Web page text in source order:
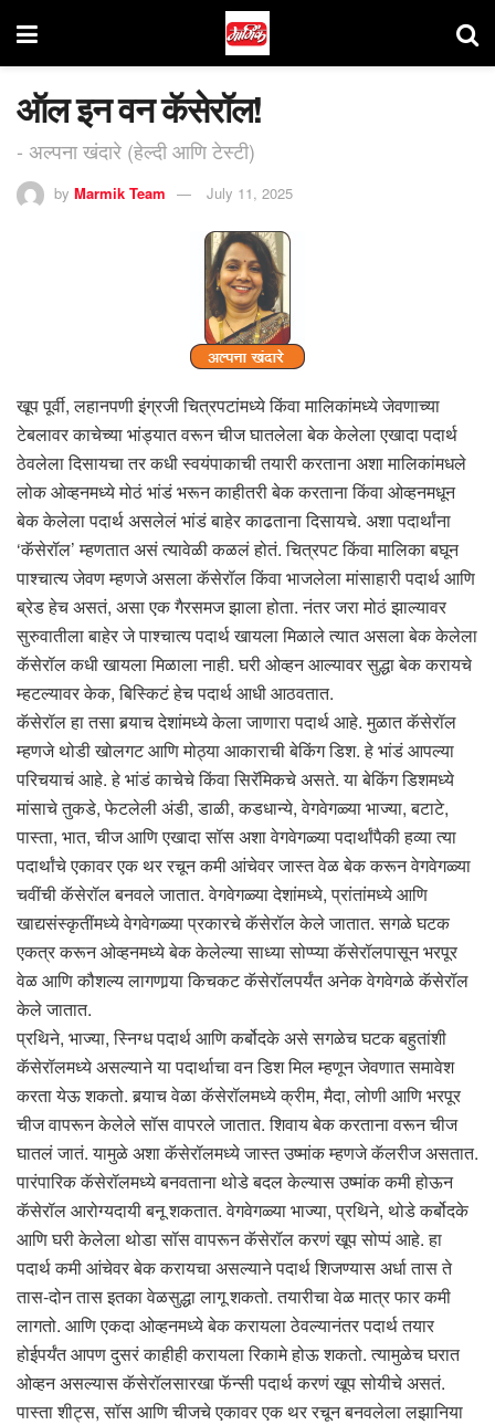
ऑल इन वन कॅसेरॉल!
- अल्पना खंदारे (हेल्दी आणि टेस्टी)
by Marmik Team July 11, 2025
खूप पूर्वी, लहानपणी इंग्रजी चित्रपटांमध्ये किंवा मालिकांमध्ये जेवणाच्या
टेबलावर काचेच्या भांड्यात वरून चीज घातलेला बेक केलेला एखादा पदार्थ
ठेवलेला दिसायचा तर कधी स्वयंपाकाची तयारी करताना अशा मालिकांमधले
लोक ओव्हनमध्ये मोठं भांडं भरून काहीतरी बेक करताना किंवा ओव्हनमधून
बेक केलेला पदार्थ असलेलं भांडं बाहेर काढताना दिसायचे. अशा पदार्थांना
‘कॅसेरॉल’ म्हणतात असं त्यावेळी कळलं होतं. चित्रपट किंवा मालिका बघून
पाश्चात्य जेवण म्हणजे असला कॅसेरॉल किंवा भाजलेला मांसाहारी पदार्थ आणि
ब्रेड हेच असतं, असा एक गैरसमज झाला होता. नंतर जरा मोठं झाल्यावर
सुरुवातीला बाहेर जे पाश्चात्य पदार्थ खायला मिळाले त्यात असला बेक केलेला
कॅसेरॉल कधी खायला मिळाला नाही. घरी ओव्हन आल्यावर सुद्धा बेक करायचे
म्हटल्यावर केक, बिस्किटं हेच पदार्थ आधी आठवतात.
कॅसेरॉल हा तसा बर्‍याच देशांमध्ये केला जाणारा पदार्थ आहे. मुळात कॅसेरॉल
म्हणजे थोडी खोलगट आणि मोठ्या आकाराची बेकिंग डिश. हे भांडं आपल्या
परिचयाचं आहे. हे भांडं काचेचे किंवा सिरॅमिकचे असते. या बेकिंग डिशमध्ये
मांसाचे तुकडे, फेटलेली अंडी, डाळी, कडधान्ये, वेगवेगळ्या भाज्या, बटाटे,
पास्ता, भात, चीज आणि एखादा सॉस अशा वेगवेगळ्या पदार्थांपैकी हव्या त्या
पदार्थांचे एकावर एक थर रचून कमी आंचेवर जास्त वेळ बेक करून वेगवेगळ्या
चवींची कॅसेरॉल बनवले जातात. वेगवेगळ्या देशांमध्ये, प्रांतांमध्ये आणि
खाद्यसंस्कृतींमध्ये वेगवेगळ्या प्रकारचे कॅसेरॉल केले जातात. सगळे घटक
एकत्र करून ओव्हनमध्ये बेक केलेल्या साध्या सोप्प्या कॅसेरॉलपासून भरपूर
वेळ आणि कौशल्य लागणार्‍या किचकट कॅसेरॉलपर्यंत अनेक वेगवेगळे कॅसेरॉल
केले जातात.
प्रथिने, भाज्या, स्निग्ध पदार्थ आणि कर्बोदके असे सगळेच घटक बहुतांशी
कॅसेरॉलमध्ये असल्याने या पदार्थाचा वन डिश मिल म्हणून जेवणात समावेश
करता येऊ शकतो. बर्‍याच वेळा कॅसेरॉलमध्ये क्रीम, मैदा, लोणी आणि भरपूर
चीज वापरून केलेले सॉस वापरले जातात. शिवाय बेक करताना वरून चीज
घातलं जातं. यामुळे अशा कॅसेरॉलमध्ये जास्त उष्मांक म्हणजे कॅलरीज असतात.
पारंपारिक कॅसेरॉलमध्ये बनवताना थोडे बदल केल्यास उष्मांक कमी होऊन
कॅसेरॉल आरोग्यदायी बनू शकतात. वेगवेगळ्या भाज्या, प्रथिने, थोडे कर्बोदके
आणि घरी केलेला थोडा सॉस वापरून कॅसेरॉल करणं खूप सोप्पं आहे. हा
पदार्थ कमी आंचेवर बेक करायचा असल्याने पदार्थ शिजण्यास अर्धा तास ते
तास-दोन तास इतका वेळसुद्धा लागू शकतो. तयारीचा वेळ मात्र फार कमी
लागतो. आणि एकदा ओव्हनमध्ये बेक करायला ठेवल्यानंतर पदार्थ तयार
होईपर्यंत आपण दुसरं काहीही करायला रिकामे होऊ शकतो. त्यामुळेच घरात
ओव्हन असल्यास कॅसेरॉलसारखा फॅन्सी पदार्थ करणं खूप सोयीचे असतं.
पास्ता शीट्स, सॉस आणि चीजचे एकावर एक थर रचून बनवलेला लझानिया